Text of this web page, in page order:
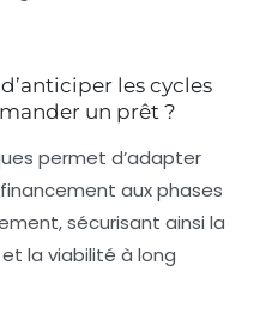
les cycles
un prêt ?
permet d’adapter
aux phases
sécurisant ainsi la
la viabilité à long